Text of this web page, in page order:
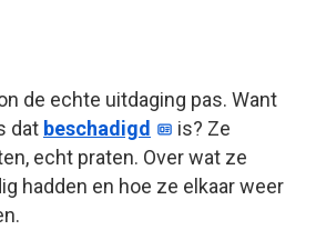
de echte uitdaging pas. Want
dat beschadigd
is? Ze
echt praten. Over wat ze
hadden en hoe ze elkaar weer